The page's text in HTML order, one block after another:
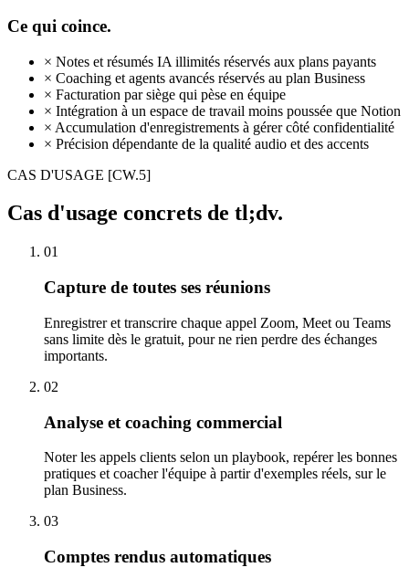
Ce qui coince.
× Notes et résumés IA illimités réservés aux plans payants
× Coaching et agents avancés réservés au plan Business
× Facturation par siège qui pèse en équipe
× Intégration à un espace de travail moins poussée que Notion
× Accumulation d'enregistrements à gérer côté confidentialité
× Précision dépendante de la qualité audio et des accents
CAS D'USAGE [CW.5]
Cas d'usage concrets de tl;dv.
01
Capture de toutes ses réunions
Enregistrer et transcrire chaque appel Zoom, Meet ou Teams
sans limite dès le gratuit, pour ne rien perdre des échanges
importants.
02
Analyse et coaching commercial
Noter les appels clients selon un playbook, repérer les bonnes
pratiques et coacher l'équipe à partir d'exemples réels, sur le
plan Business.
03
Comptes rendus automatiques